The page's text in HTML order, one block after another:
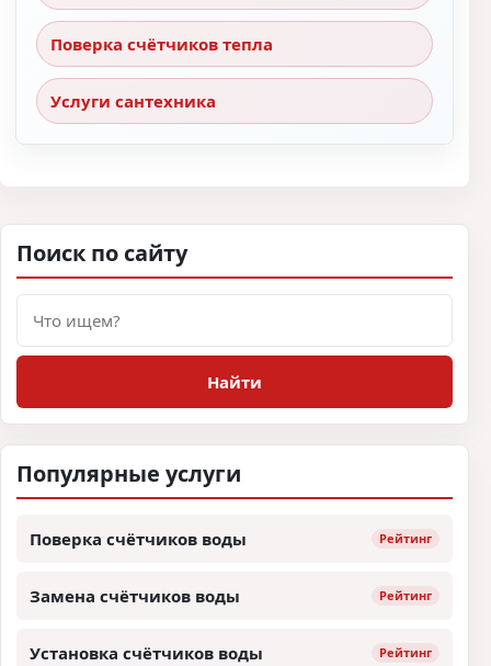
Поверка счётчиков тепла
Услуги сантехника
Поиск по сайту
Найти
Популярные услуги
Поверка счётчиков воды Рейтинг
Замена счётчиков воды Рейтинг
Установка счётчиков воды Рейтинг